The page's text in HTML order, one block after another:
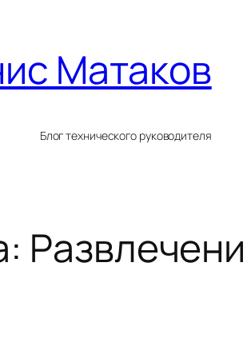
Матаков
Блог технического руководителя